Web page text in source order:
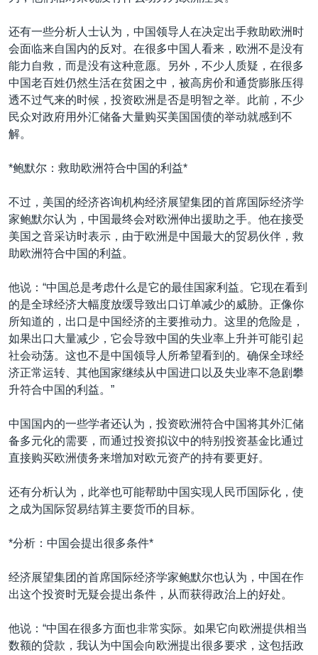
还有一些分析人士认为，中国领导人在决定出手救助欧洲时
会面临来自国内的反对。在很多中国人看来，欧洲不是没有
能力自救，而是没有这种意愿。另外，不少人质疑，在很多
中国老百姓仍然生活在贫困之中，被高房价和通货膨胀压得
透不过气来的时候，投资欧洲是否是明智之举。此前，不少
民众对政府用外汇储备大量购买美国国债的举动就感到不
解。
*鲍默尔：救助欧洲符合中国的利益*
不过，美国的经济咨询机构经济展望集团的首席国际经济学
家鲍默尔认为，中国最终会对欧洲伸出援助之手。他在接受
美国之音采访时表示，由于欧洲是中国最大的贸易伙伴，救
助欧洲符合中国的利益。
他说：“中国总是考虑什么是它的最佳国家利益。它现在看到
的是全球经济大幅度放缓导致出口订单减少的威胁。正像你
所知道的，出口是中国经济的主要推动力。这里的危险是，
如果出口大量减少，它会导致中国的失业率上升并可能引起
社会动荡。这也不是中国领导人所希望看到的。确保全球经
济正常运转、其他国家继续从中国进口以及失业率不急剧攀
升符合中国的利益。”
中国国内的一些学者还认为，投资欧洲符合中国将其外汇储
备多元化的需要，而通过投资拟议中的特别投资基金比通过
直接购买欧洲债务来增加对欧元资产的持有要更好。
还有分析认为，此举也可能帮助中国实现人民币国际化，使
之成为国际贸易结算主要货币的目标。
*分析：中国会提出很多条件*
经济展望集团的首席国际经济学家鲍默尔也认为，中国在作
出这个投资时无疑会提出条件，从而获得政治上的好处。
他说：“中国在很多方面也非常实际。如果它向欧洲提供相当
数额的贷款，我认为中国会向欧洲提出很多要求，这包括政